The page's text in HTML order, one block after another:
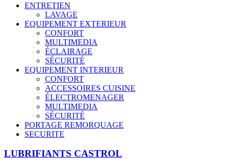
ENTRETIEN
LAVAGE
EQUIPEMENT EXTERIEUR
CONFORT
MULTIMEDIA
ÉCLAIRAGE
SÉCURITÉ
EQUIPEMENT INTERIEUR
CONFORT
ACCESSOIRES CUISINE
ÉLECTROMENAGER
MULTIMEDIA
SÉCURITÉ
PORTAGE REMORQUAGE
SECURITE
LUBRIFIANTS CASTROL